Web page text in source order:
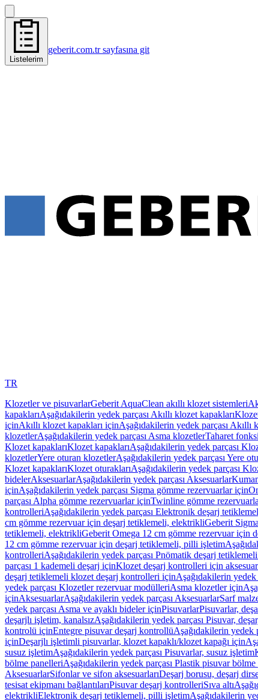
Listelerim
geberit.com.tr sayfasına git
TR
Klozetler ve pisuvarlarGeberit AquaClean akıllı klozet sistemleri
kapaklarıAşağıdakilerin yedek parçası Akıllı klozet kapakları
içinAkıllı klozet kapakları içinAşağıdakilerin yedek parçası Akıllı
klozetlerAşağıdakilerin yedek parçası Asma klozetlerTaharet
Klozet kapaklarıKlozet kapaklarıAşağıdakilerin yedek parçası
klozetlerYere oturan klozetlerAşağıdakilerin yedek parçası Yere
Klozet kapaklarıKlozet oturaklarıAşağıdakilerin yedek parçası
bidelerAksesuarlarAşağıdakilerin yedek parçası Aksesuarlar
içinAşağıdakilerin yedek parçası Sigma gömme rezervuarlar için
parçası Alpha gömme rezervuarlar içinTwinline gömme
kontrolleriAşağıdakilerin yedek parçası Elektronik deşarj
cm gömme rezervuar için deşarj tetiklemeli, elektrikliGeberit
tetiklemeli, elektrikliGeberit Omega 12 cm gömme rezervuar için
12 cm gömme rezervuar için deşarj tetiklemeli, pilli işletim
kontrolleriAşağıdakilerin yedek parçası Pnömatik deşarj
parçası 1 kademeli deşarj içinKlozet deşarj kontrolleri için
deşarj tetiklemeli klozet deşarj kontrolleri içinAşağıdakilerin
yedek parçası Klozetler rezervuar modülleriAsma klozetler için
içinAksesuarlarAşağıdakilerin yedek parçası AksesuarlarSarf
yedek parçası Asma ve ayaklı bideler içinPisuvarlarPisuvarlar,
deşarjlı işletim, kanalsızAşağıdakilerin yedek parçası Pisuvar,
kontrolü içinEntegre pisuvar deşarj kontrollüAşağıdakilerin yedek
içinDeşarjlı işletimli pisuvarlar, klozet kapaklı/klozet kapağı için
susuz işletimAşağıdakilerin yedek parçası Pisuvarlar, susuz işletim
bölme panelleriAşağıdakilerin yedek parçası Plastik pisuvar
AksesuarlarSifonlar ve sifon aksesuarlarıDeşarj borusu, deşarj
tesisat ekipmanı bağlantılarıPisuvar deşarj kontrolleriSıva altı
elektrikliElektronik deşarj tetiklemeli, pilli işletimAşağıdakilerin